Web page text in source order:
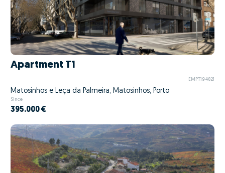
Apartment T1
EMPT194821
Matosinhos e Leça da Palmeira, Matosinhos, Porto
Since
395.000 €